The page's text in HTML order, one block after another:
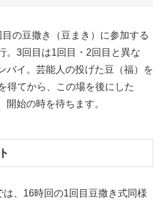
の豆撒き（豆まき）に参加する
。3回目は1回目・2回目と異な
バイ。芸能人の投げた豆（福）を
得てから、この場を後にした
開始の時を待ちます。
、16時回の1回目豆撒き式同様